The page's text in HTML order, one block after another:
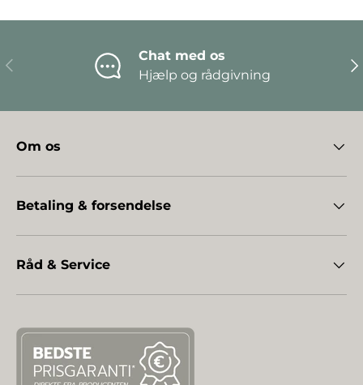
Forrige
Chat med os
Hjælp og rådgivning
Om os
Betaling & forsendelse
Råd & Service